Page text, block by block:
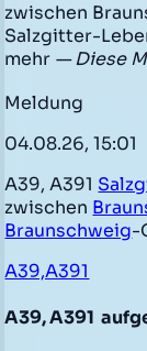
zwischen
Salzgitter-
mehr — Diese
Meldung
04.08.26, 15:01
A39, A391
zwischen
Braunschweig-
A39,A391
A39, A391